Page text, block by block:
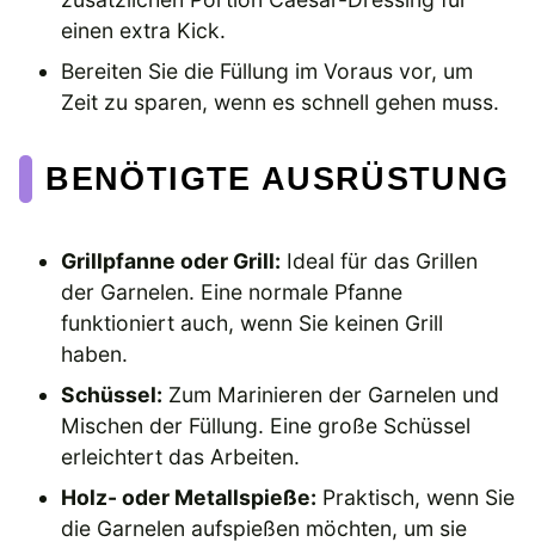
einen extra Kick.
Bereiten Sie die Füllung im Voraus vor, um
Zeit zu sparen, wenn es schnell gehen muss.
BENÖTIGTE AUSRÜSTUNG
Grillpfanne oder Grill: Ideal für das Grillen
der Garnelen. Eine normale Pfanne
funktioniert auch, wenn Sie keinen Grill
haben.
Schüssel: Zum Marinieren der Garnelen und
Mischen der Füllung. Eine große Schüssel
erleichtert das Arbeiten.
Holz- oder Metallspieße: Praktisch, wenn Sie
die Garnelen aufspießen möchten, um sie